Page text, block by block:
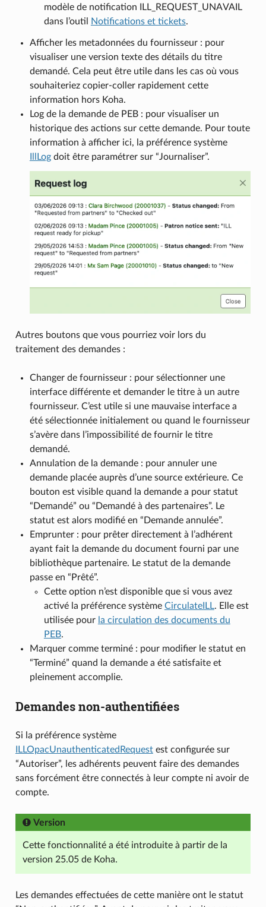
modèle de notification ILL_REQUEST_UNAVAIL
dans l’outil
Notifications et tickets.
Afficher les metadonnées du fournisseur : pour
visualiser une version texte des détails du titre
demandé. Cela peut être utile dans les cas où vous
souhaiteriez copier-coller rapidement cette
information hors Koha.
Log de la demande de PEB : pour visualiser un
historique des actions sur cette demande. Pour toute
information à afficher ici, la préférence système
IllLogdoit être paramétrer sur “Journaliser”.
Autres boutons que vous pourriez voir lors du
traitement des demandes :
Changer de fournisseur : pour sélectionner une
interface différente et demander le titre à un autre
fournisseur. C’est utile si une mauvaise interface a
été sélectionnée initialement ou quand le fournisseur
s’avère dans l’impossibilité de fournir le titre
demandé.
Annulation de la demande : pour annuler une
demande placée auprès d’une source extérieure. Ce
bouton est visible quand la demande a pour statut
“Demandé” ou “Demandé à des partenaires”. Le
statut est alors modifié en “Demande annulée”.
Emprunter : pour prêter directement à l’adhérent
ayant fait la demande du document fourni par une
bibliothèque partenaire. Le statut de la demande
passe en “Prêté”.
Cette option n’est disponible que si vous avez
activé la préférence système CirculateILL. Elle est
utilisée pour la circulation des documents du
PEB.
Marquer comme terminé : pour modifier le statut en
“Terminé” quand la demande a été satisfaite et
pleinement accomplie.
Demandes non-authentifiées
Si la préférence système
ILLOpacUnauthenticatedRequestest configurée sur
“Autoriser”, les adhérents peuvent faire des demandes
sans forcément être connectés à leur compte ni avoir de
compte.
Version
Cette fonctionnalité a été introduite à partir de la
version 25.05 de Koha.
Les demandes effectuées de cette manière ont le statut